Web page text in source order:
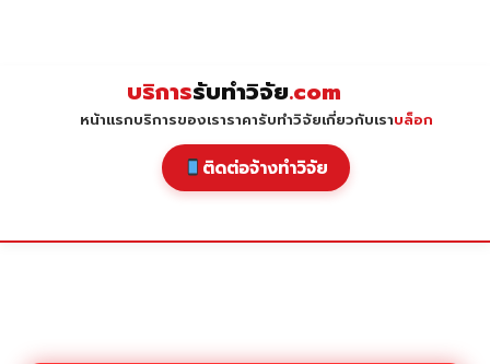
บริการรับทำวิจัย.com
หน้าแรกบริการของเราราคารับทำวิจัยเกี่ยวกับเราบล็อก
ติดต่อจ้างทำวิจัย